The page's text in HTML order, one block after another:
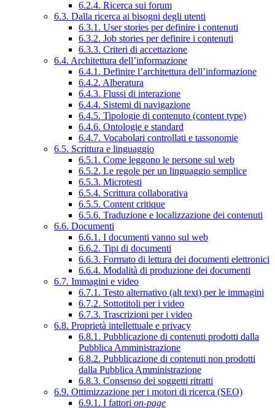
6.2.4. Ricerca sui forum
6.3. Dalla ricerca ai bisogni degli utenti
6.3.1. User stories per definire i contenuti
6.3.2. Job stories per definire i contenuti
6.3.3. Criteri di accettazione
6.4. Architettura dell’informazione
6.4.1. Definire l’architettura dell’informazione
6.4.2. Alberatura
6.4.3. Flussi di interazione
6.4.4. Sistemi di navigazione
6.4.5. Tipologie di contenuto (content type)
6.4.6. Ontologie e standard
6.4.7. Vocabolari controllati e tassonomie
6.5. Scrittura e linguaggio
6.5.1. Come leggono le persone sul web
6.5.2. Le regole per un linguaggio semplice
6.5.3. Microtesti
6.5.4. Scrittura collaborativa
6.5.5. Content critique
6.5.6. Traduzione e localizzazione dei contenuti
6.6. Documenti
6.6.1. I documenti vanno sul web
6.6.2. Tipi di documenti
6.6.3. Formato di lettura dei documenti elettronici
6.6.4. Modalità di produzione dei documenti
6.7. Immagini e video
6.7.1. Testo alternativo (alt text) per le immagini
6.7.2. Sottotitoli per i video
6.7.3. Trascrizioni per i video
6.8. Proprietà intellettuale e privacy
6.8.1. Pubblicazione di contenuti prodotti dalla
Pubblica Amministrazione
6.8.2. Pubblicazione di contenuti non prodotti
dalla Pubblica Amministrazione
6.8.3. Consenso dei soggetti ritratti
6.9. Ottimizzazione per i motori di ricerca (SEO)
6.9.1. I fattori on-page